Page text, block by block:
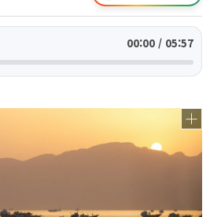
00:00 / 05:57